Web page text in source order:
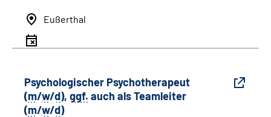
Eußerthal
Psychologischer Psychotherapeut
(m/w/d), ggf. auch alsTeamleiter
(m/w/d)